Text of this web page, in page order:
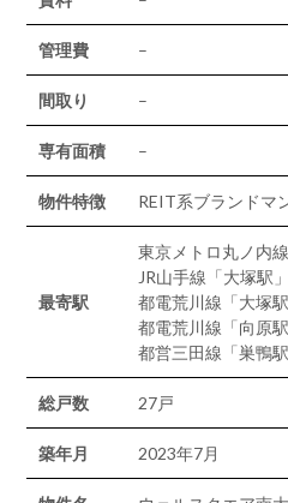
管理費 –
間取り –
専有面積 –
物件特徴 REIT系ブランドマ
最寄駅
東京メトロ丸ノ内
JR山手線「大塚駅
都電荒川線「大塚
都電荒川線「向原
都営三田線「巣鴨
総戸数 27戸
築年月 2023年7月